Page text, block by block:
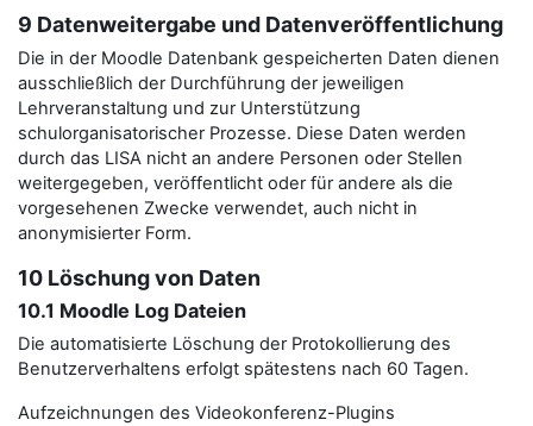
9 Datenweitergabe und Datenveröffentlichung
Die in der Moodle Datenbank gespeicherten Daten dienen
ausschließlich der Durchführung der jeweiligen
Lehrveranstaltung und zur Unterstützung
schulorganisatorischer Prozesse. Diese Daten werden
durch das LISA nicht an andere Personen oder Stellen
weitergegeben, veröffentlicht oder für andere als die
vorgesehenen Zwecke verwendet, auch nicht in
anonymisierter Form.
10 Löschung von Daten
10.1 Moodle Log Dateien
Die automatisierte Löschung der Protokollierung des
Benutzerverhaltens erfolgt spätestens nach 60 Tagen.
Aufzeichnungen des Videokonferenz-Plugins